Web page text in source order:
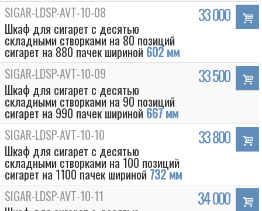
SIGAR-LDSP-AVT-10-08
Шкаф для сигарет с десятью
складными створками на 80 позиций
сигарет на 880 пачек шириной 602 мм
33 000
SIGAR-LDSP-AVT-10-09
Шкаф для сигарет с десятью
складными створками на 90 позиций
сигарет на 990 пачек шириной 667 мм
33 500
SIGAR-LDSP-AVT-10-10
Шкаф для сигарет с десятью
складными створками на 100 позиций
сигарет на 1100 пачек шириной 732 мм
33 800
SIGAR-LDSP-AVT-10-11
34 000